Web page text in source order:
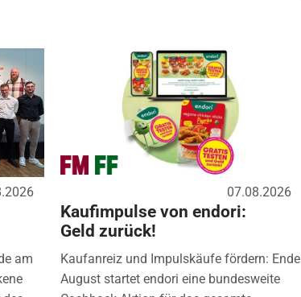
am
07.08.2026
Kaufimpulse von endori:
Geld zurück!
Kaufanreiz und Impulskäufe fördern: Ende
August startet endori eine bundesweite